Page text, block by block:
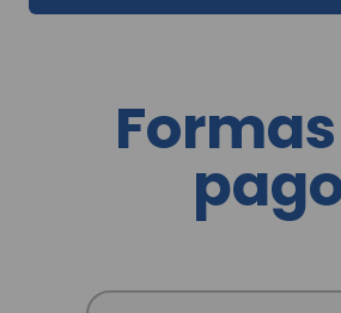
domicilio; y en general para las
conozco que como titular me
a conocer, actualizar, rectificar y
y revocar la autorización.
que suministro, para que CAJA
DE SUBSIDIO FAMILIAR
tratamiento conforme a las